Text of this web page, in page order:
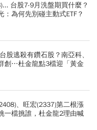
台股7-9月洗盤期買什麼？
為何先別碰主動式ETF？
股逃殺有鑽石股？南亞科、
創…杜金龍點3檔迎「黃金
、旺宏(2337)第二根漲
一檔挑誰，杜金龍2理由喊